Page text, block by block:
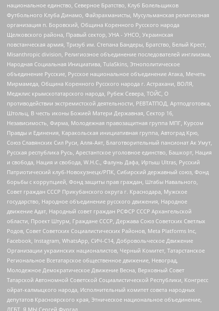
национальное единство, Северное Братство, Клуб Болельщиков
Футбольного Клуба Динамо, Файзрахманисты, Мусульманская религиозная
организация п. Боровский, Община Коренного Русского народа
Щелковского района, Правый сектор, УНА - УНСО, Украинская
повстанческая армия, Тризуб им. Степана Бандеры, Братство, Белый Крест,
Misanthropic division, Религиозное объединение последователей инглиизма,
Народная Социальная Инициатива, TulaSkins, Этнополитическое
объединение Русские, Русское национальное объединение Атака, Мечеть
Мирмамеда, Община Коренного Русского народа г. Астрахани, ВОЛЯ,
Меджлис крымскотатарского народа, Рубеж Севера, ТОЙС, О
противодействии экстремистской деятельности, РЕВТАТПОД, Артподготовка,
Штольц, В честь иконы Божией Матери Державная, Сектор 16,
Независимость, Фирма, Молодежная правозащитная группа МПГ, Курсом
Правды и Единения, Каракольская инициативная группа, Автоград Крю,
Союз Славянских Сил Руси, Алля-Аят, Благотворительный пансионат Ак Умут,
Русская республика Русь, Арестантское уголовное единство, Башкорт, Нация
и свобода, Нация и свобода, W.H.С., Фалунь Дафа, Иртыш Ultras, Русский
Патриотический клуб-Новокузнецк/РПК, Сибирский державный союз, Фонд
борьбы с коррупцией, Фонд защиты прав граждан, Штабы Навального,
Совет граждан СССР Прикубанского округа г. Краснодара, Мужское
государство, Народное объединение русского движения, Народное
движение Адат, Народный совет граждан РСФСР СССР Архангельской
области, Проект Штурм, Граждане СССР, Держава Союз Советских Светлых
Родов, Совет Советских Социалистических Районов, Meta Platforms Inc,
Facebook, Instagram, WhatsApp, СИЧ-С14, Добровольческое Движение
Организации украинских националистов, Черный Комитет, Татарстанское
Региональное Всетатарское общественное движение, Невоград,
Молодежное Демократическое Движение Весна, Верховный Совет
Татарской Автономной Советской Социалистической Республики, Конгресс
ойрат-калмыцкого народа, Исполнительный комитет совета народных
депутатов Красноярского края, Этническое национальное объединение,
ЛГБТ, Я.МЫ Сергей Фургал